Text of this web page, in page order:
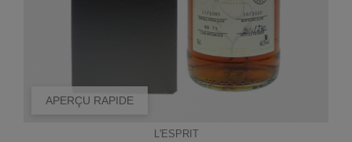
APERÇU RAPIDE
L'ESPRIT